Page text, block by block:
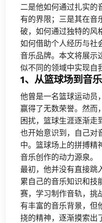
二是他如何通过扎实的
有的界限；三是其在音
破，如何通过独特的风
如何借助个人经历与社
音乐品牌。本文将展示
似不同的领域中实现自
1、从篮球场到音
他曾是一名篮球运动员
赢得了无数荣誉。然而
困扰，篮球生涯逐渐走
也开始意识到，自己对
中。篮球场上的拼搏精
音乐创作的动力源泉。
最初，他并没有直接跳
累自己的音乐知识和技
赛，学习制作音轨，挑
有丰富的音乐背景，但
挠的精神，逐渐摸索出